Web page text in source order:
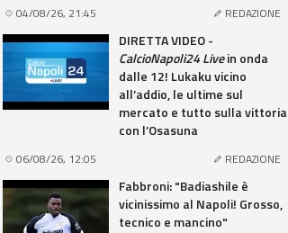
04/08/26, 21:45 REDAZIONE
DIRETTA VIDEO -
CalcioNapoli24 Livein onda
dalle 12! Lukaku vicino
all’addio, le ultime sul
mercato e tutto sulla vittoria
con l’Osasuna
06/08/26, 12:05 REDAZIONE
Fabbroni: "Badiashile è
vicinissimo al Napoli! Grosso,
tecnico e mancino"